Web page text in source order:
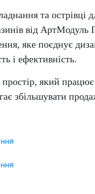
та острівці
від
яке поєднує
і ефективність.
простір, який
збільшувати